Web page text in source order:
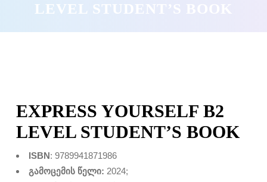
LEVEL STUDENT’S BOOK
EXPRESS YOURSELF B2
LEVEL STUDENT’S BOOK
ISBN: 9789941871986
გამოცემის წელი: 2024;